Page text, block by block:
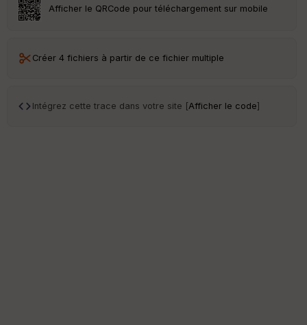
Afficher le QRCode pour téléchargement sur mobile
Créer 4 fichiers à partir de ce fichier multiple
Intégrez cette trace dans votre site [Afficher le code]